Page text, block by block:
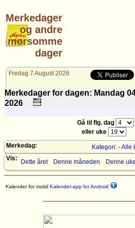
Merkedager
og andre
morsomme
dager
Fredag 7 August 2026
Merkedager for dagen: Mandag
2026
Gå til flg. dag
eller uke
Merkedag:
Kategori: - Alle
Vis:
Dette året Denne måneden Denne
Kalender for mobil Kalender-app for Android